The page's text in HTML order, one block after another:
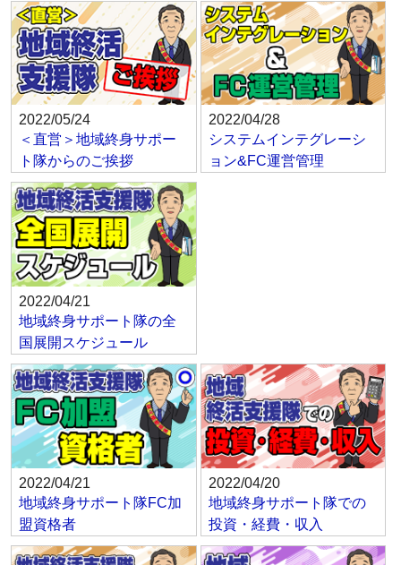
2022/05/24
＜直営＞地域終身サポー
ト隊からのご挨拶
2022/04/28
システムインテグレーシ
ョン&FC運営管理
2022/04/21
地域終身サポート隊の全
国展開スケジュール
2022/04/21
地域終身サポート隊FC加
盟資格者
2022/04/20
地域終身サポート隊での
投資・経費・収入